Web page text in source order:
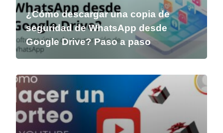
¿Cómo descargar una copia de
seguridad de WhatsApp desde
Google Drive? Paso a paso